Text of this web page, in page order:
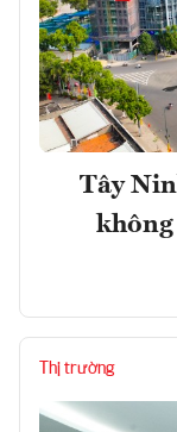
Tây
Thị trường